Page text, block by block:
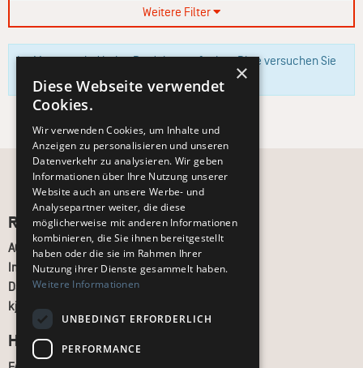
Weitere Filter
Im Moment sind keine Produkte verfügbar. Bitte versuchen Sie
es zu einem späteren Zeitpunkt erneut.
Recht und Ordnung
AGB
Impressum
Datenschutz
kj.de
Hilfe & Support
×
Diese Webseite verwendet
Cookies.
Wir verwenden Cookies, um Inhalte und
Anzeigen zu personalisieren und unseren
Datenverkehr zu analysieren. Wir geben
Informationen über Ihre Nutzung unserer
Website auch an unsere Werbe- und
Analysepartner weiter, die diese
möglicherweise mit anderen Informationen
kombinieren, die Sie ihnen bereitgestellt
haben oder die sie im Rahmen Ihrer
Nutzung ihrer Dienste gesammelt haben.
Weitere Informationen
UNBEDINGT ERFORDERLICH
PERFORMANCE